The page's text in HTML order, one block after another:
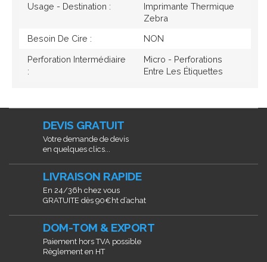
Usage - Destination :
Imprimante Thermique
Zebra
Besoin De Cire : NON
Perforation Intermédiaire
:
Micro - Perforations
Entre Les Étiquettes
DEVIS GRATUIT
Votre demande de devis
en quelques clics...
LIVRAISON RAPIDE
En 24/36h chez vous
GRATUITE dès 90€ht d’achat
DOM-TOM & EXPORT
Paiement hors TVA possible
Règlement en HT